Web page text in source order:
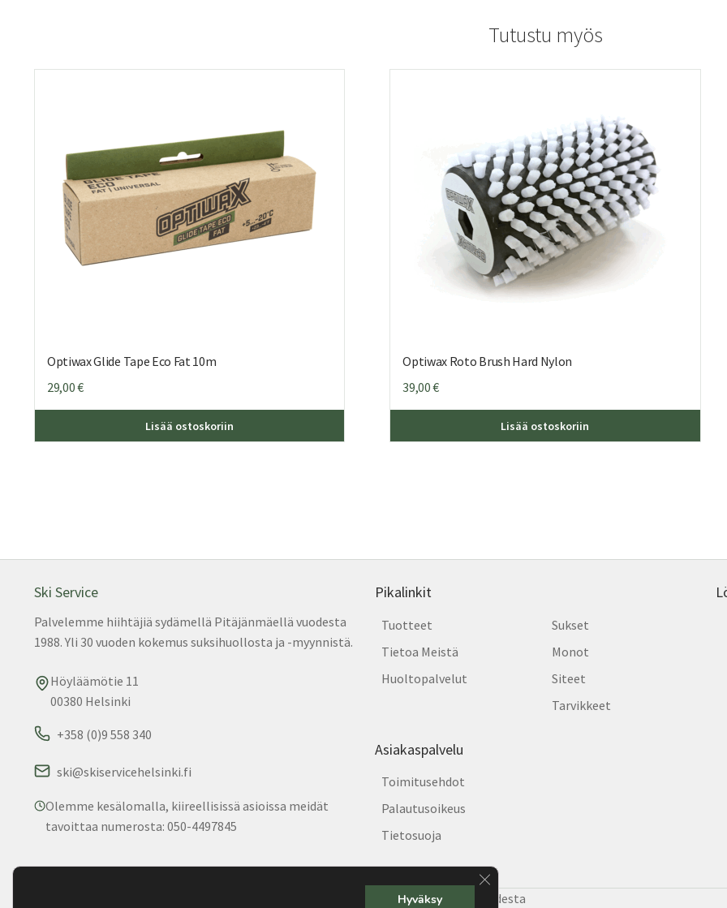
Tutustu myös
Optiwax Glide Tape Eco Fat 10m
29,00€
Lisää ostoskoriin
Optiwax Roto Brush Hard Nylon
39,00€
Lisää ostoskoriin
Ski Service
Palvelemme hiihtäjiä sydämellä Pitäjänmäellä vuodesta
1988. Yli 30 vuoden kokemus suksihuollosta ja -myynnistä.
Höyläämötie 11
00380 Helsinki
+358 (0)9 558 340
ski@skiservicehelsinki.fi
Olemme kesälomalla, kiireellisissä asioissa meidät
tavoittaa numerosta: 050-4497845
Pikalinkit
Tuotteet
Tietoa Meistä
Huoltopalvelut
Sukset
Monot
Siteet
Tarvikkeet
Asiakaspalvelu
Toimitusehdot
Palautusoikeus
Tietosuoja
© 2025 Ski Service. Kaikki oikeudet pidätetään. • Palvelemme Helsingin hiihtäjiä vuodesta
Hyväksy
Sulje evästebanneri